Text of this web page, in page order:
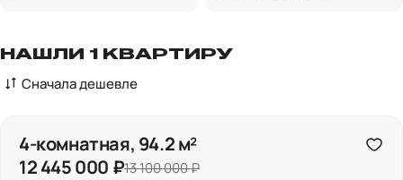
НАШЛИ 1 КВАРТИРУ
Сначала дешевле
4-комнатная, 94.2 м²
12 445 000 ₽13 100 000 ₽